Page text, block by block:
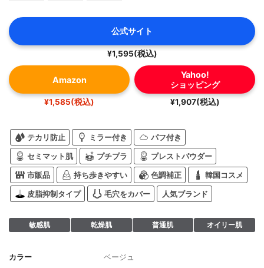
公式サイト
¥1,595(税込)
Amazon
¥1,585(税込)
Yahoo!
ショッピング
¥1,907(税込)
テカリ防止 ミラー付き パフ付き
セミマット肌 プチプラ プレストパウダー
市販品 持ち歩きやすい 色調補正 韓国コスメ
皮脂抑制タイプ 毛穴をカバー 人気ブランド
敏感肌 乾燥肌 普通肌 オイリー肌
カラー
ベージュ